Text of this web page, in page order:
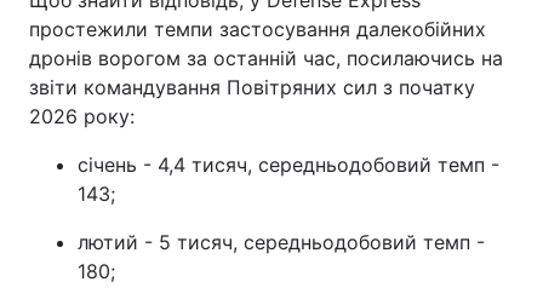
простежили темпи застосування далекобійних
дронів ворогом за останній час, посилаючись на
звіти командування Повітряних сил з початку
2026 року:
січень - 4,4 тисяч, середньодобовий темп -
143;
лютий - 5 тисяч, середньодобовий темп -
180;